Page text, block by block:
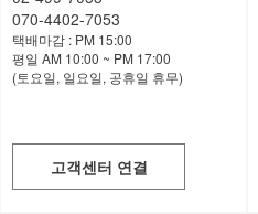
070-4402-7053
택배마감 : PM 15:00
평일 AM 10:00 ~ PM 17:00
(토요일, 일요일, 공휴일 휴무)
고객센터 연결